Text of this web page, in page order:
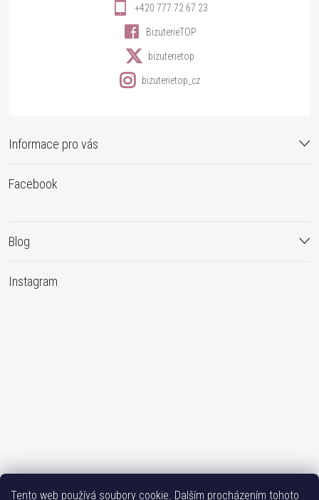
Tento web používá soubory cookie. Dalším procházením tohoto
Informace pro vás
+420 777 72 67 23
BizuterieTOP
bizuterietop
bizuterietop_cz
Facebook
Blog
Instagram